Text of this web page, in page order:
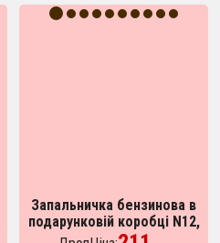
Запальничка бензинова в
подарунковій коробці N12,
подарункові запальнички,